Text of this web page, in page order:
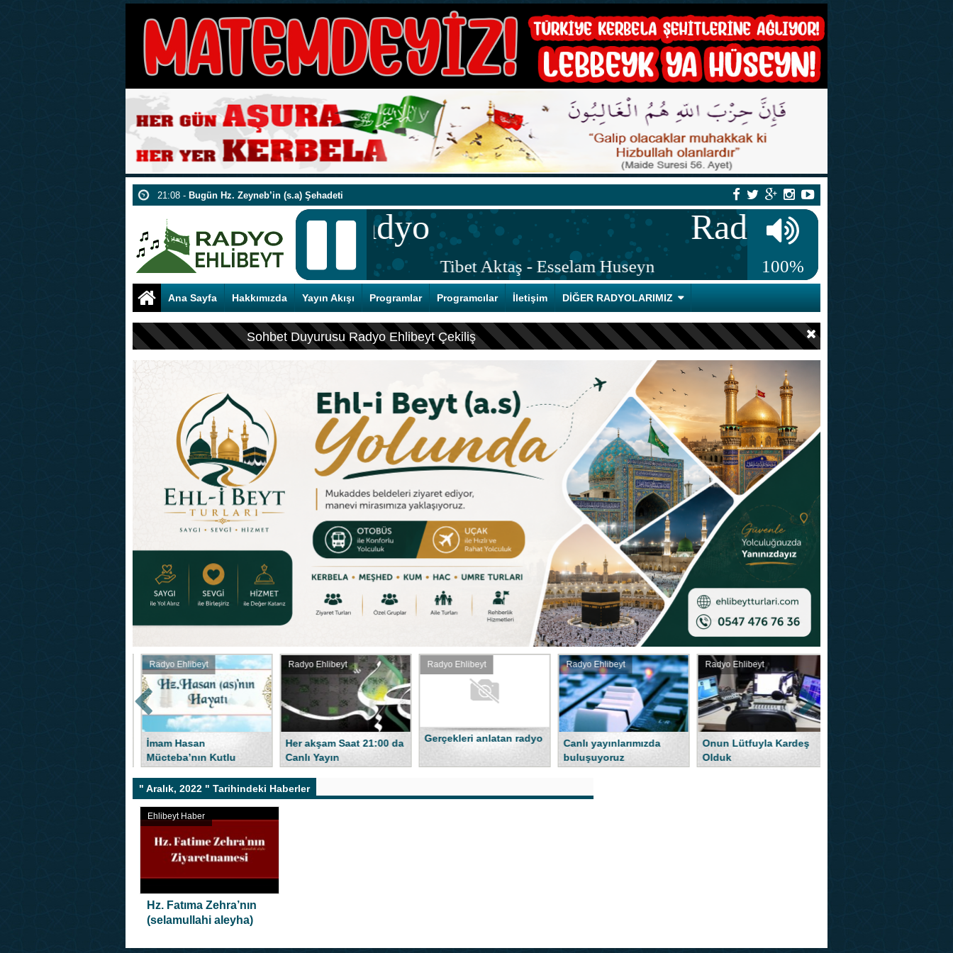
20:02 -Kerbela’nın En Küçük Şehidi Hz. Ali Asgar (a.s)’ın Kutlu Doğum Günü
12:53 - Sohbet Duyurusu
04:57 - Radyo Ehl-i Beyt den Ebuzer Atam Hocamıza Taziye Mesajı
13:43 -Hz. Fatıma Zehra’nın (selamullahi aleyha) şehadeti
23:26 -Kurban Bayramımız Mübarek Olsun
12:17 - Ayetullah Fatiminiya vefat etti
Ramazan Ayı Sabit olmadı
20:48 -Radyo Ehlibeyt Telegram Grubu
10:52 -Meşhed Çekilişine davetlisin!
21:08 - Bugün Hz. Zeyneb’in (s.a) Şehadeti
20:02 - Kerbela’nın En Küçük Şehidi Hz. Ali Asgar (a.s)’ın Kutlu Doğum Günü
12:53 -Sohbet Duyurusu
Ana Sayfa Hakkımızda Yayın Akışı Programlar Programcılar İletişim DİĞER RADYOLARIMIZ
FLAŞ HABER: Sohbet Duyurusu Radyo Ehlibeyt Çekiliş
Radyo Ehlibeyt
Her akşam Saat 21:00 da
Canlı Yayın
Radyo Ehlibeyt
Gerçekleri anlatan radyo
Radyo Ehlibeyt
Canlı yayınlarımızda
Radyo Ehlibeyt
Onun Lütfuyla Kardeş
Olduk
Radyo Ehlibeyt
Radyo Ehlibeyt Yayında!
" Aralık, 2022 " Tarihindeki Haberler
Ehlibeyt Haber
Hz. Fatıma Zehra’nın
(selamullahi aleyha)